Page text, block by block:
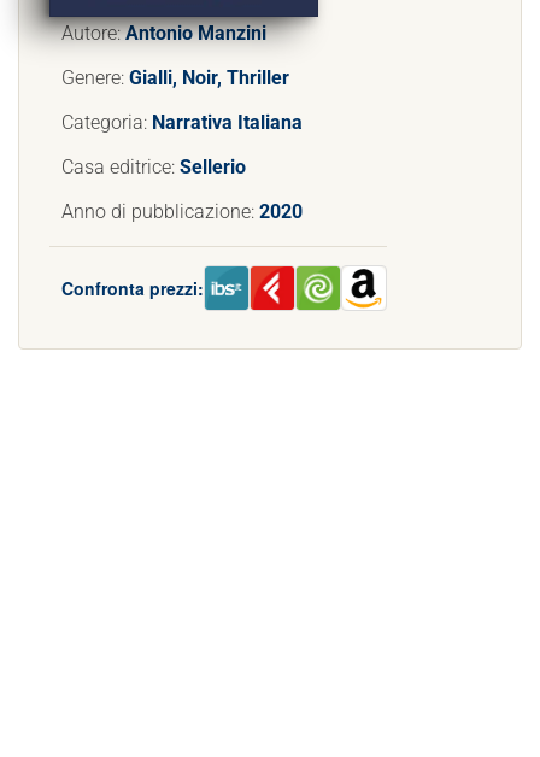
Autore:Antonio Manzini
Genere: Gialli, Noir, Thriller
Categoria: Narrativa Italiana
Casa editrice: Sellerio
Anno di pubblicazione: 2020
Confronta prezzi: